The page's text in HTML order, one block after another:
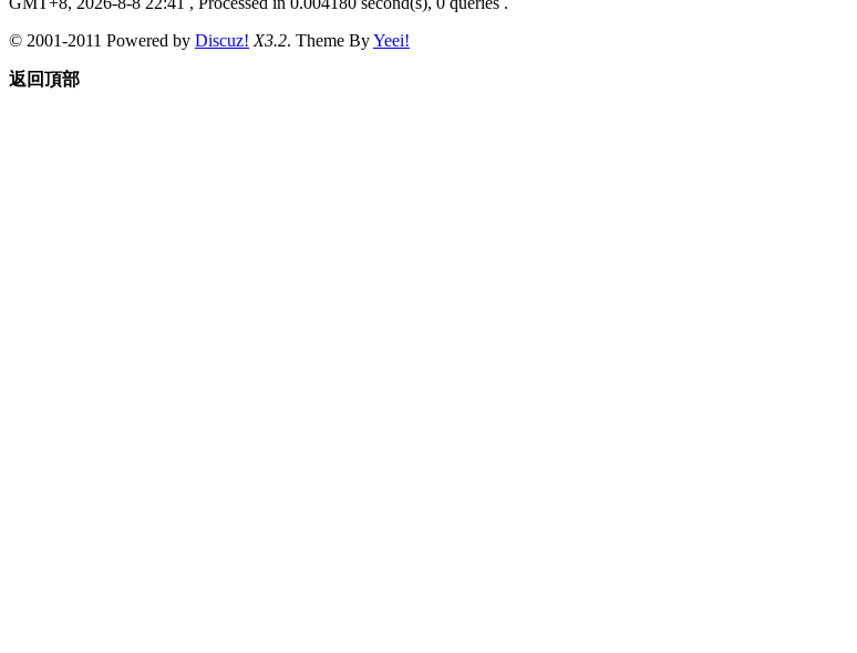
© 2001-2011 Powered by Discuz! X3.2. Theme ByYeei!
返回頂部